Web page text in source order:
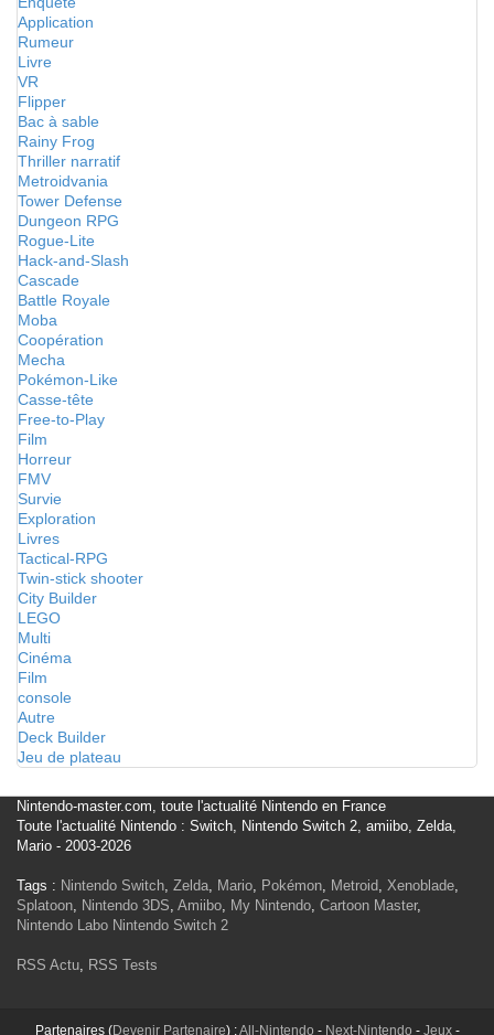
Application
Rumeur
Livre
VR
Flipper
Bac à sable
Rainy Frog
Thriller narratif
Metroidvania
Tower Defense
Dungeon RPG
Rogue-Lite
Hack-and-Slash
Cascade
Battle Royale
Moba
Coopération
Mecha
Pokémon-Like
Casse-tête
Free-to-Play
Film
Horreur
FMV
Survie
Exploration
Livres
Tactical-RPG
Twin-stick shooter
City Builder
LEGO
Multi
Cinéma
Film
console
Autre
Deck Builder
Jeu de plateau
Nintendo-master.com, toute l'actualité Nintendo en France
Toute l'actualité Nintendo : Switch, Nintendo Switch 2, amiibo, Zelda,
Mario - 2003-2026
Tags : Nintendo Switch, Zelda, Mario, Pokémon, Metroid, Xenoblade,
Splatoon, Nintendo 3DS, Amiibo, My Nintendo, Cartoon Master,
Nintendo Labo Nintendo Switch 2
RSS Actu, RSS Tests
Partenaires (Devenir Partenaire) :All-Nintendo - Next-Nintendo - Jeux-